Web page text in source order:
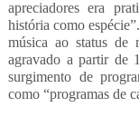
apreciadores era
história como
música ao status de
agravado a partir de
surgimento de
como “programas de